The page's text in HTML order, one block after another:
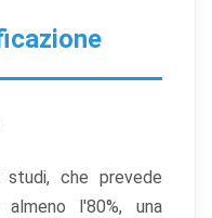
che prevede
l'80%, una